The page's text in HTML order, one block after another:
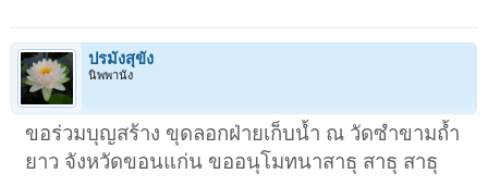
ปรมังสุขัง
นิพพานัง
ขอร่วมบุญสร้าง ขุดลอกฝ่ายเก็บน้ำ ณ วัดซำขามถ้ำ
ยาว จังหวัดขอนแก่น ขออนุโมทนาสาธุ สาธุ สาธุ